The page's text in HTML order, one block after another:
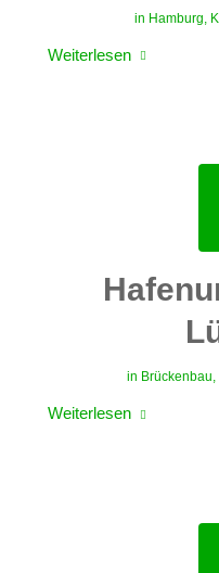
in Hamburg
Weiterlesen
in Brückenbau,
Weiterlesen